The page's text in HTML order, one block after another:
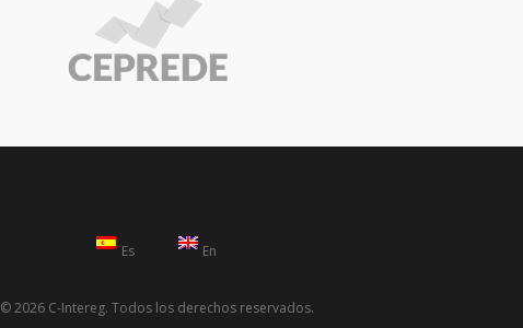
Es En
© 2026 C-Intereg. Todos los derechos reservados.